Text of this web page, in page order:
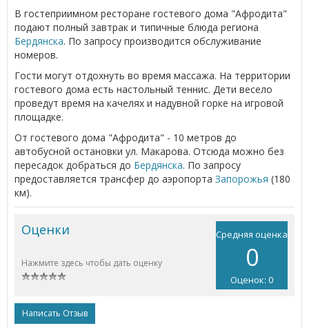
В гостеприимном ресторане гостевого дома "Афродита"
подают полный завтрак и типичные блюда региона
Бердянска. По запросу производится обслуживание
номеров.
Гости могут отдохнуть во время массажа. На территории
гостевого дома есть настольный теннис. Дети весело
проведут время на качелях и надувной горке на игровой
площадке.
От гостевого дома "Афродита" - 10 метров до
автобусной остановки ул. Макарова. Отсюда можно без
пересадок добраться до Бердянска. По запросу
предоставляется трансфер до аэропорта Запорожья (180
км).
Средняя оценка
0
Оценок: 0
Оценки
Нажмите здесь чтобы дать оценку
Написать Отзыв